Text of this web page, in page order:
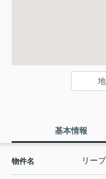
基本情報
物件名 リー